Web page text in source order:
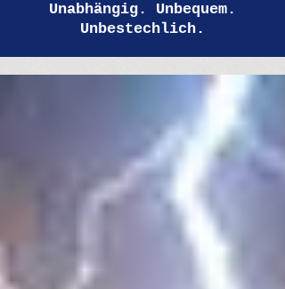
Unabhängig. Unbequem.
Unbestechlich.